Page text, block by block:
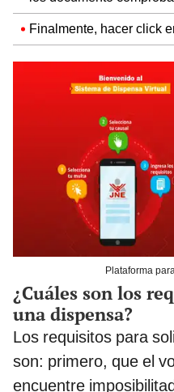
Finalmente, hacer click
Plataforma
¿Cuáles son los
una dispensa?
Los requisitos para
son: primero, que el
encuentre